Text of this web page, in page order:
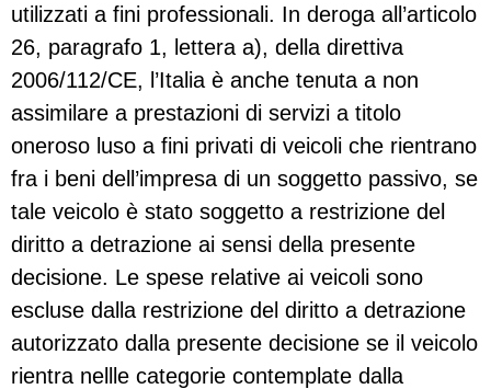
utilizzati a fini professionali. In deroga all’articolo
26, paragrafo 1, lettera a), della direttiva
2006/112/CE, l’Italia è anche tenuta a non
assimilare a prestazioni di servizi a titolo
oneroso luso a fini privati di veicoli che rientrano
fra i beni dell’impresa di un soggetto passivo, se
tale veicolo è stato soggetto a restrizione del
diritto a detrazione ai sensi della presente
decisione. Le spese relative ai veicoli sono
escluse dalla restrizione del diritto a detrazione
autorizzato dalla presente decisione se il veicolo
rientra nellle categorie contemplate dalla